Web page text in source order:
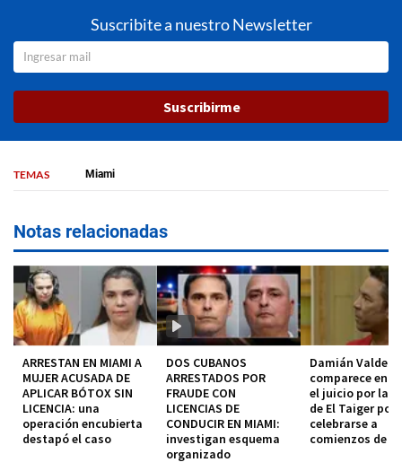
Suscribite a nuestro Newsletter
Suscribirme
TEMAS Miami
Notas relacionadas
ARRESTAN EN MIAMI A
MUJER ACUSADA DE
APLICAR BÓTOX SIN
LICENCIA: una
operación encubierta
destapó el caso
DOS CUBANOS
ARRESTADOS POR
FRAUDE CON
LICENCIAS DE
CONDUCIR EN MIAMI:
investigan esquema
organizado
Damián Valdez
comparece en
el juicio por la
de El Taiger
celebrarse a
comienzos de